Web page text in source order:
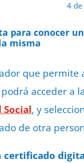
4
para conocer
misma
que permite
acceder a
Social, y
de otra
certificado